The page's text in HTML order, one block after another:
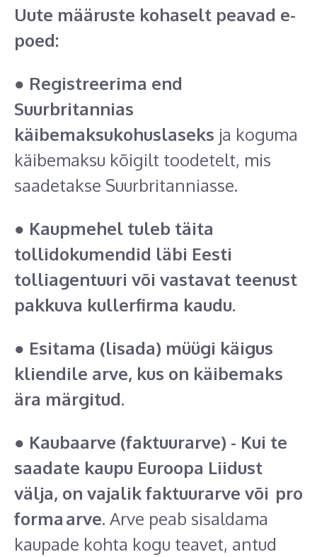
Uute määruste kohaselt peavad e-
poed:
● Registreerima end
Suurbritannias
käibemaksukohuslaseks ja koguma
käibemaksu kõigilt toodetelt, mis
saadetakse Suurbritanniasse.
● Kaupmehel tuleb täita
tollidokumendid läbi Eesti
tolliagentuuri või vastavat teenust
pakkuva kullerfirma kaudu.
● Esitama (lisada) müügi käigus
kliendile arve, kus on käibemaks
ära märgitud.
● Kaubaarve (faktuurarve) - Kui te
saadate kaupu Euroopa Liidust
välja, on vajalik faktuurarve või pro
forma arve. Arve peab sisaldama
kaupade kohta kogu teavet, antud